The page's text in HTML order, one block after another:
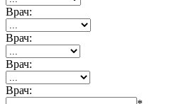
Врач:
Врач:
Врач:
Врач: